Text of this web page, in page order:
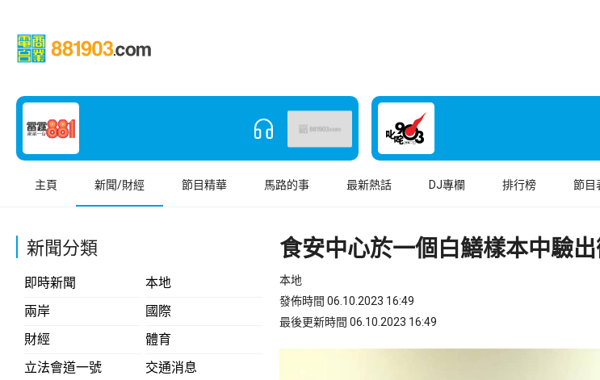
主頁 新聞/財經 節目精華 馬路的事 最新熱話 DJ專欄 排行榜 節目
新聞分類
即時新聞
本地
兩岸
國際
財經
體育
立法會道一號
交通消息
食安中心於一個白鱔樣本中驗
本地
發佈時間 06.10.2023 16:49
最後更新時間 06.10.2023 16:49